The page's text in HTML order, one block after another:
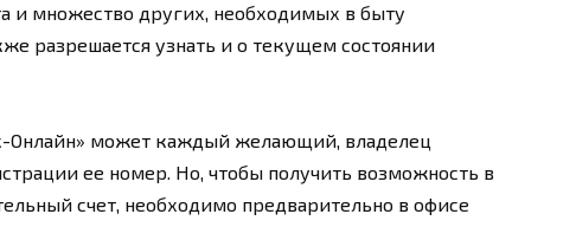
и множество других, необходимых в быту
разрешается узнать и о текущем состоянии
Онлайн» может каждый желающий, владелец
ее номер. Но, чтобы получить возможность в
счет, необходимо предварительно в офисе